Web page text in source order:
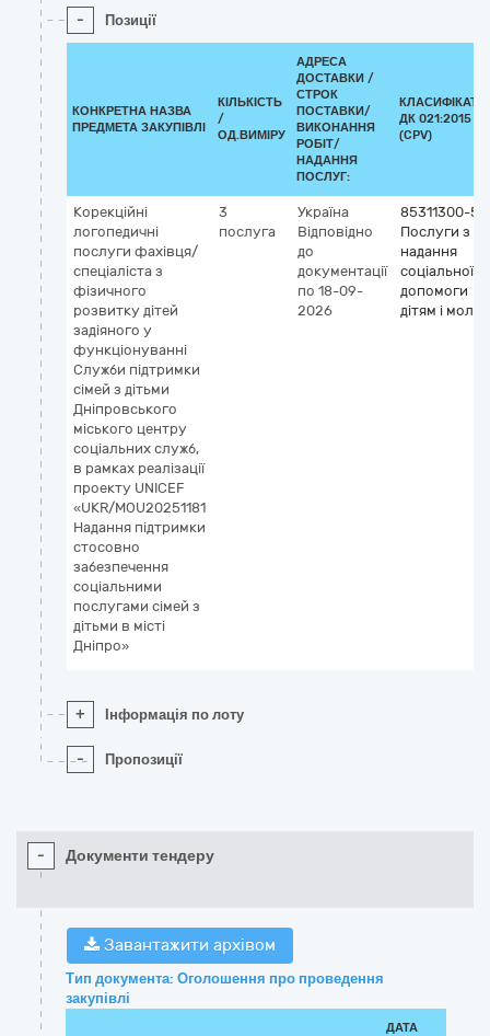
- Позиції
КОНКРЕТНА НАЗВА
ПРЕДМЕТА ЗАКУПІВЛІ
КІЛЬКІСТЬ
/
ОД.ВИМІРУ
АДРЕСА
ДОСТАВКИ /
СТРОК
ПОСТАВКИ/
ВИКОНАННЯ
РОБІТ/
НАДАННЯ
ПОСЛУГ:
ДК 021:2015
(CPV)
Корекційні
логопедичні
послуги фахівця/
спеціаліста з
фізичного
розвитку дітей
задіяного у
функціонуванні
Служби підтримки
сімей з дітьми
Дніпровського
міського центру
соціальних служб,
в рамках реалізації
проекту UNICEF
«UKR/MOU20251181
Надання підтримки
стосовно
забезпечення
соціальними
послугами сімей з
дітьми в місті
Дніпро»
3
послуга
Україна
Відповідно
до
документації
по 18-09-
2026
85311300-5
Послуги з
надання
соціальної
допомоги
дітям і
+ Інформація по лоту
- Пропозиції
- Документи тендеру
Завантажити архівом
Тип документа: Оголошення про проведення
закупівлі
ДАТА